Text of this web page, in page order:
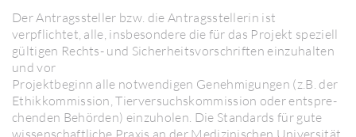
Der Antrags­steller bzw. die Antrags­stel­lerin ist
verpflichtet, alle, insbe­son­dere die für das Projekt speziell
gültigen Rechts- und Sicher­heits­vor­schriften einzu­halten
und vor
Projekt­be­ginn alle notwen­digen Geneh­mi­gungen (z.B. der
Ethik­kom­mis­sion, Tier­ver­suchs­kom­mis­sion oder entspre­
chenden Behörden) einzu­holen. Die Stan­dards für gute